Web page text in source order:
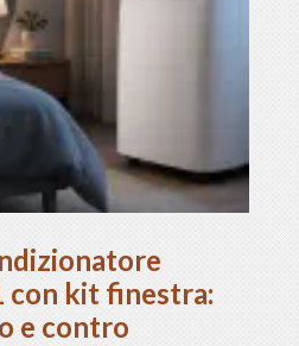
con kit finestra:
e contro